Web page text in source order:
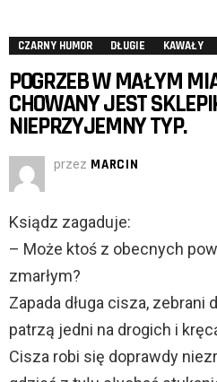
CZARNY HUMOR DŁUGIE KAWAŁY
POGRZEB W MAŁYM
CHOWANY JEST
NIEPRZYJEMNY TYP.
przez MARCIN
Ksiądz zagaduje:
– Może ktoś z obecnych
zmarłym?
Zapada długa cisza, zebrani
patrzą jedni na drogich i
Cisza robi się doprawdy